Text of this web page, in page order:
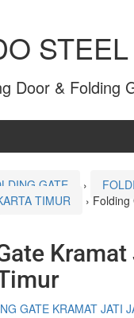
STEEL
Door & Folding
GATE ›
TIMUR
› Folding
Kramat
GATE KRAMAT JATI